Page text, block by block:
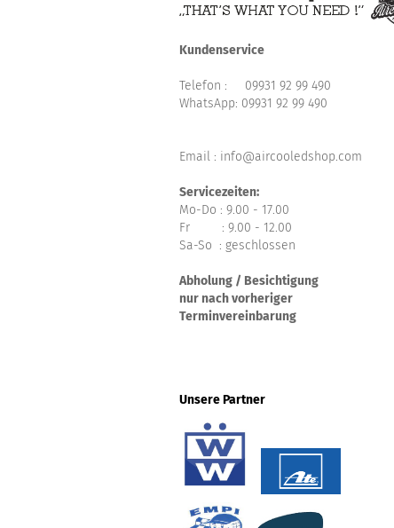
Kundenservice
Telefon : 09931 92 99 490
WhatsApp: 09931 92 99 490
Email : info@aircooledshop.com
Servicezeiten:
Mo-Do : 9.00 - 17.00
Fr : 9.00 - 12.00
Sa-So : geschlossen
Abholung / Besichtigung
nur nach vorheriger
Terminvereinbarung
Unsere Partner